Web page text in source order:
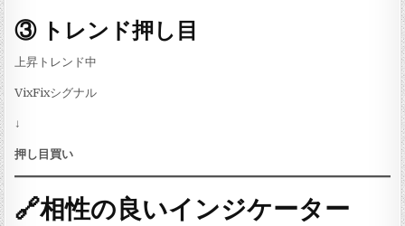
③ トレンド押し目
上昇トレンド中
VixFixシグナル
↓
押し目買い
🔗相性の良いインジケーター